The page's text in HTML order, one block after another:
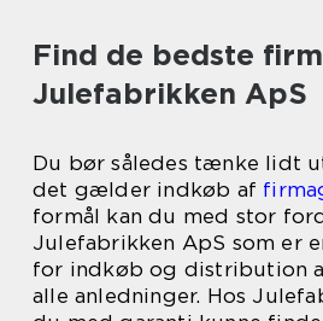
Find de bedste
Julefabrikken ApS
Du bør således tænke lidt
det gælder indkøb af
formål kan du med stor
Julefabrikken ApS som er
for indkøb og distribution
alle anledninger. Hos